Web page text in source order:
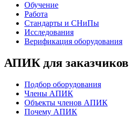
Обучение
Работа
Стандарты и СНиПы
Исследования
Верификация оборудования
АПИК для заказчиков
Подбор оборудования
Члены АПИК
Объекты членов АПИК
Почему АПИК